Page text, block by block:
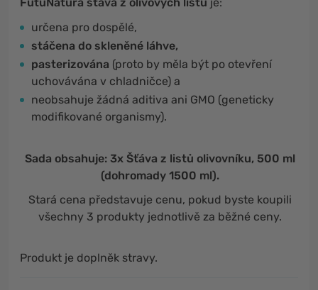
určena pro dospělé,
stáčena do skleněné láhve,
pasterizována (proto by měla být po otevření
uchovávána v chladničce) a
neobsahuje žádná aditiva ani GMO (geneticky
modifikované organismy).
Sada obsahuje: 3x Šťáva z listů olivovníku, 500 ml
(dohromady 1500 ml).
Stará cena představuje cenu, pokud byste koupili
všechny 3 produkty jednotlivě za běžné ceny.
Produkt je doplněk stravy.